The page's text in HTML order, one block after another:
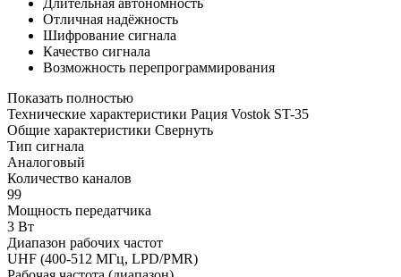
Отличная надёжность
Шифрование сигнала
Качество сигнала
Возможность перепрограммирования
Показать полностью
Технические характеристики Рация Vostok ST-35
Общие характеристики Свернуть
Тип сигнала
Аналоговый
Количество каналов
99
Мощность передатчика
3 Вт
Диапазон рабочих частот
UHF (400-512 МГц, LPD/PMR)